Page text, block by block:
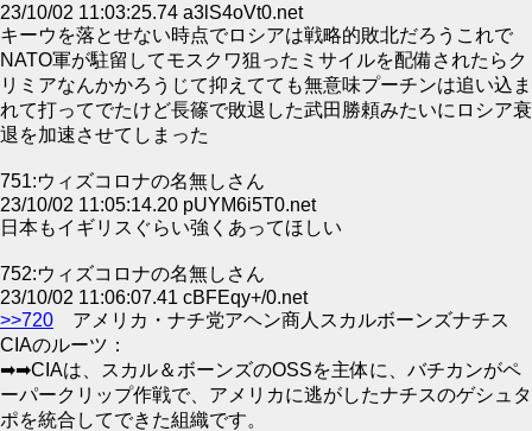
23/10/02 11:03:25.74 a3lS4oVt0.net
キーウを落とせない時点でロシアは戦略的敗北だろうこれで
NATO軍が駐留してモスクワ狙ったミサイルを配備されたらク
リミアなんかかろうじて抑えてても無意味プーチンは追い込ま
れて打ってでたけど長篠で敗退した武田勝頼みたいにロシア衰
退を加速させてしまった
751:ウィズコロナの名無しさん
23/10/02 11:05:14.20 pUYM6i5T0.net
日本もイギリスぐらい強くあってほしい
752:ウィズコロナの名無しさん
23/10/02 11:06:07.41 cBFEqy+/0.net
>>720 アメリカ・ナチ党アヘン商人スカルボーンズナチス
CIAのルーツ：
➡➡CIAは、スカル＆ボーンズのOSSを主体に、バチカンがペ
ーパークリップ作戦で、アメリカに逃がしたナチスのゲシュタ
ポを統合してできた組織です。